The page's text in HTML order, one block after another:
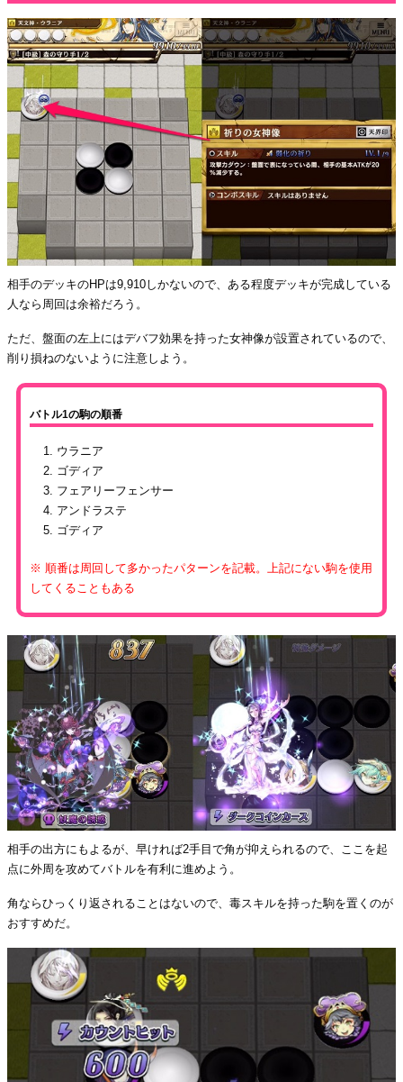
相手のデッキのHPは9,910しかないので、ある程度デッキが完成している
人なら周回は余裕だろう。
ただ、盤面の左上にはデバフ効果を持った女神像が設置されているので、
削り損ねのないように注意しよう。
バトル1の駒の順番
ウラニア
ゴディア
フェアリーフェンサー
アンドラステ
ゴディア
※ 順番は周回して多かったパターンを記載。上記にない駒を使用
してくることもある
相手の出方にもよるが、早ければ2手目で角が抑えられるので、ここを起
点に外周を攻めてバトルを有利に進めよう。
角ならひっくり返されることはないので、毒スキルを持った駒を置くのが
おすすめだ。